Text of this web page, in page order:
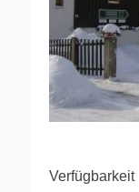
Verfügbarkeit